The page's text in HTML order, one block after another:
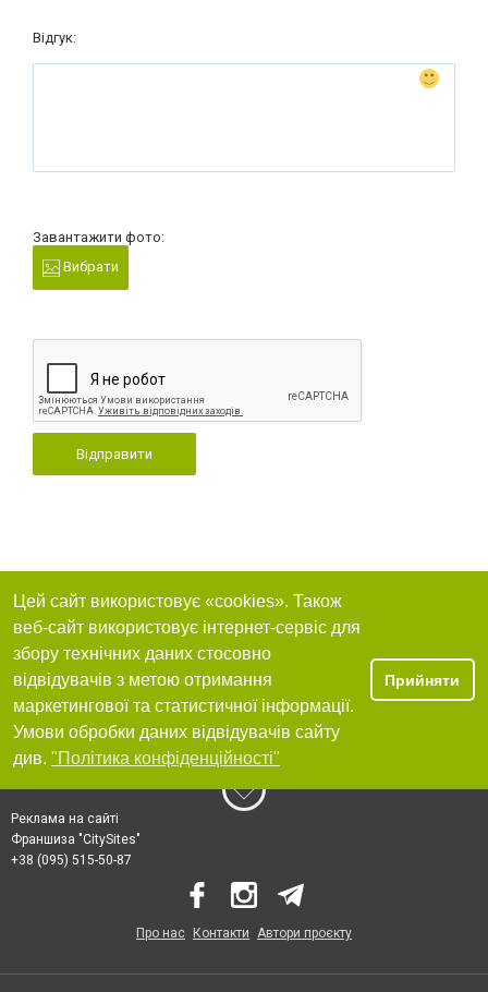
Відгук:
Завантажити фото:
Вибрати
Відправити
Цей сайт використовує «cookies». Також
веб-сайт використовує інтернет-сервіс для
збору технічних даних стосовно
відвідувачів з метою отримання
маркетингової та статистичної інформації.
Умови обробки даних відвідувачів сайту
див. "Політика конфіденційності"
Прийняти
Реклама на сайті
Франшиза "CitySites"
+38 (095) 515-50-87
Про нас Контакти Автори проєкту